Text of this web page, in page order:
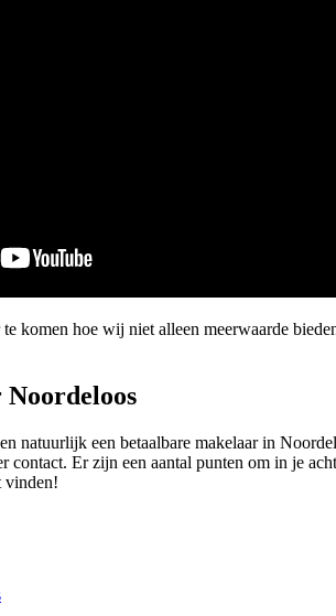
komen hoe wij niet alleen meerwaarde
natuurlijk een betaalbare makelaar in
contact. Er zijn een aantal punten om in je
vinden!